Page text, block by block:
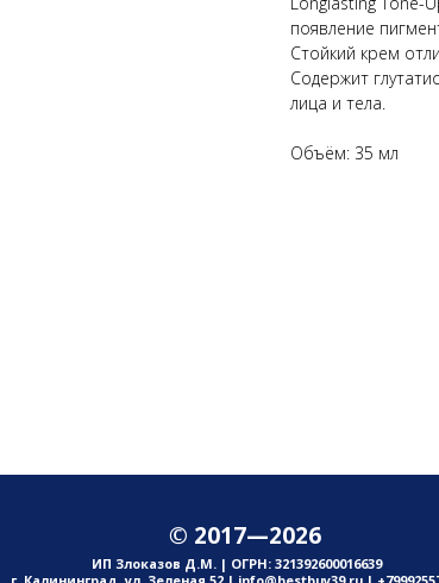
появление
Стойкий крем
Содержит
лица и тела.
Объём: 35 мл
© 2017—2026
ИП Злоказов Д.М. | ОГРН: 321392600016639
г. Калининград, ул. Зеленая 52 | info@bestbuy39.ru |